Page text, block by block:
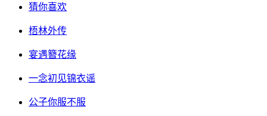
猜你喜欢
梧林外传
宴遇簪花缘
一念初见锦衣谣
公子你服不服